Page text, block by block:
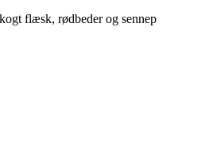
flæsk, rødbeder og sennep